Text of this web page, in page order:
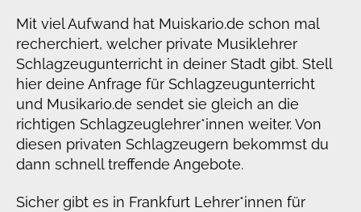
Mit viel Aufwand hat Muiskario.de schon mal
recherchiert, welcher private Musiklehrer
Schlagzeugunterricht in deiner Stadt gibt. Stell
hier deine Anfrage für Schlagzeugunterricht
und Musikario.de sendet sie gleich an die
richtigen Schlagzeuglehrer*innen weiter. Von
diesen privaten Schlagzeugern bekommst du
dann schnell treffende Angebote.
Sicher gibt es in Frankfurt Lehrer*innen für